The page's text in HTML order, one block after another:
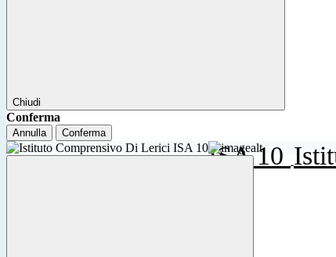
Chiudi
Conferma
Annulla Conferma
ISA 10